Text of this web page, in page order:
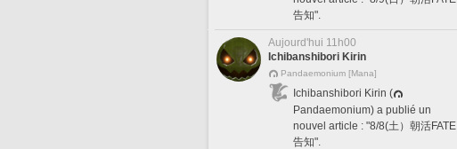
告知".
Aujourd'hui 11h00
Ichibanshibori Kirin
Pandaemonium [Mana]
Ichibanshibori Kirin (
Pandaemonium) a publié un
nouvel article : "8/8(土）朝活FATE
告知".